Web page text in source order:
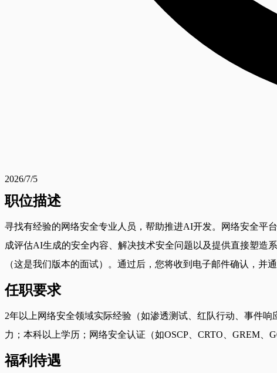
2026/7/5
职位描述
寻找有经验的网络安全专业人员，帮助推进AI开发。网络安全平
成评估AI生成的安全内容、解决技术安全问题以及提供直接塑造
（这是我们版本的面试）。通过后，您将收到电子邮件确认，并
任职要求
2年以上网络安全领域实际经验（如渗透测试、红队行动、事件
力；本科以上学历；网络安全认证（如OSCP、CRTO、GREM、
福利待遇